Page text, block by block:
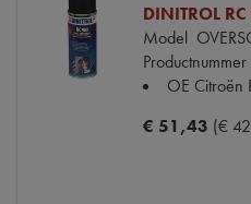
DINITROL
Model
Productnummer
OE Citroën
€ 51,43 (€